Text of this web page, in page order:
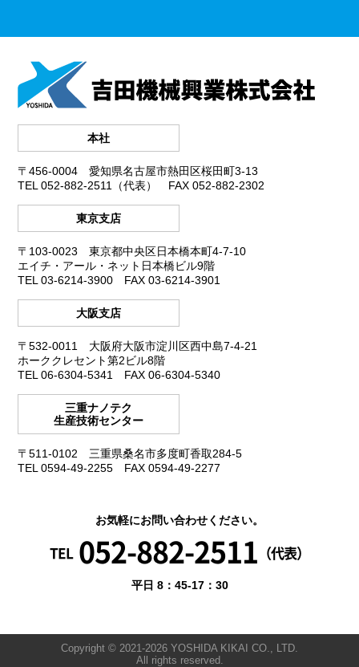
本社
〒456-0004愛知県名古屋市熱田区桜田町3-13
TEL 052-882-2511（代表） FAX 052-882-2302
東京支店
〒103-0023東京都中央区日本橋本町4-7-10
エイチ・アール・ネット日本橋ビル9階
TEL 03-6214-3900 FAX 03-6214-3901
大阪支店
〒532-0011 大阪府大阪市淀川区西中島7-4-21
ホーククレセント第2ビル8階
TEL 06-6304-5341 FAX 06-6304-5340
三重ナノテク
生産技術センター
〒511-0102 三重県桑名市多度町香取284-5
TEL 0594-49-2255 FAX 0594-49-2277
お気軽にお問い合わせください。
TEL 052-882-2511 （代表）
平日 8：45-17：30
Copyright © 2021-2026 YOSHIDA KIKAI CO., LTD.
All rights reserved.